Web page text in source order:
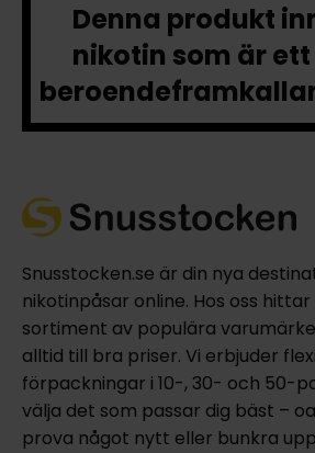
Denna produkt
nikotin som är
Snusstocken.se är din nya
nikotinpåsar online. Hos oss
sortiment av populära
alltid till bra priser. Vi erbjuder
förpackningar i 10-, 30- och 50-
välja det som passar dig bäst –
prova något nytt eller bunkra